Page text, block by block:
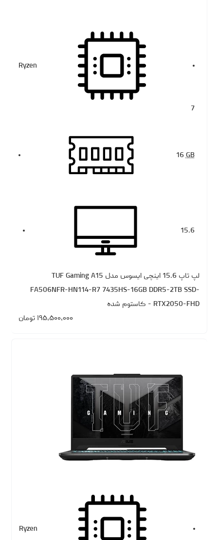
Ryzen
7
16GB
15.6
لپ تاپ 15.6 اینچی ایسوس مدل TUF Gaming A15
FA506NFR-HN114-R7 7435HS-16GB DDR5-2TB SSD-
RTX2050-FHD - کاستوم شده
۱۹۵،۵۰۰،۰۰۰ تومان
Ryzen